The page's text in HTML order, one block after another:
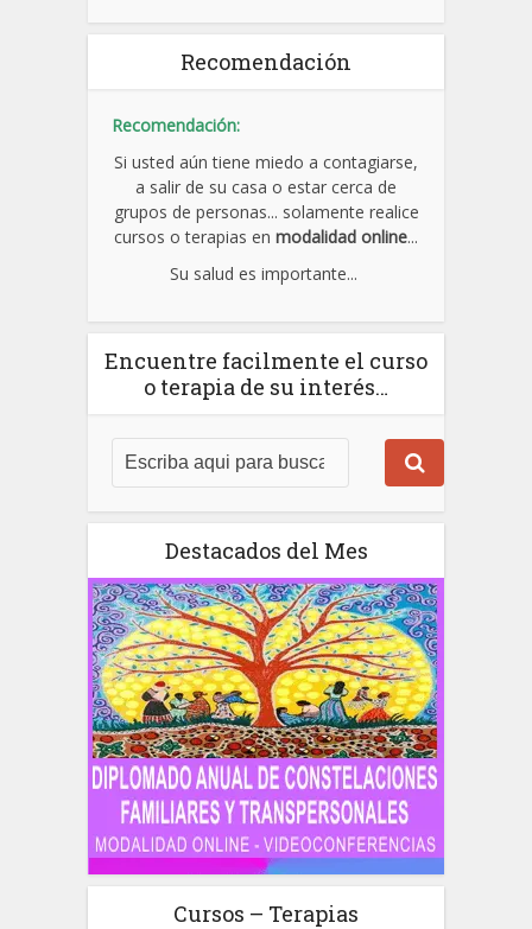
Recomendación
Recomendación:
Si usted aún tiene miedo a contagiarse,
a salir de su casa o estar cerca de
grupos de personas... solamente realice
cursos o terapias en modalidad online...
Su salud es importante...
Encuentre facilmente el curso
o terapia de su interés…
Destacados del Mes
Cursos – Terapias